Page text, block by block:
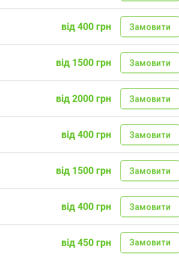
від 400 грн Замовити
від 1500 грн Замовити
від 2000 грн Замовити
від 400 грн Замовити
від 1500 грн Замовити
від 400 грн Замовити
від 450 грн Замовити